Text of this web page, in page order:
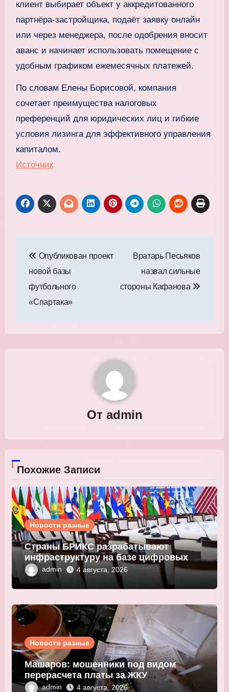
клиент выбирает объект у аккредитованного
партнёра-застройщика, подаёт заявку онлайн
или через менеджера, после одобрения вносит
аванс и начинает использовать помещение с
удобным графиком ежемесячных платежей.
По словам Елены Борисовой, компания
сочетает преимущества налоговых
преференций для юридических лиц и гибкие
условия лизинга для эффективного управления
капиталом.
Источник
по
записям
Опубликован проект
новой базы
футбольного
«Спартака»
Вратарь Песьяков
назвал сильные
стороны Кафанова
От admin
Похожие Записи
Новости разные
Страны БРИКС разрабатывают
инфраструктуру на базе цифровых
валют центробанков
admin 4 августа, 2026
Новости разные
Машаров: мошенники под видом
перерасчета платы за ЖКУ
выманивают персональные данные
admin 4 августа, 2026